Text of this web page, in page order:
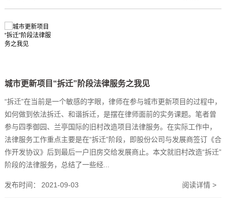
城市更新项目“拆迁”阶段法律服务之我见
“拆迁”在当前是一个敏感的字眼，律师在参与城市更新项目的过程中，
如何做到依法拆迁、和谐拆迁，是摆在律师面前的实务课题。笔者曾
参与四季御园、兰亭国际的旧村改造项目法律服务。在实际工作中，
法律服务工作重点主要是在“拆迁”阶段，即股份公司与发展商签订《合
作开发协议》后到最后一户旧房交给发展商止。本文就旧村改造“拆迁”
阶段的法律服务，总结了一些经...
发布时间： 2021-09-03 阅读详情 >